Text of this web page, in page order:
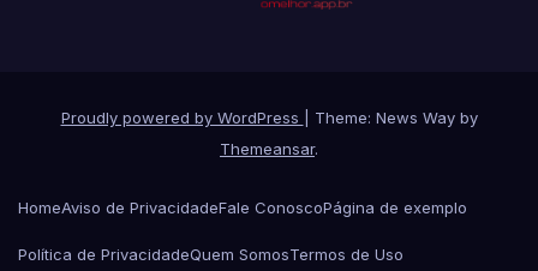
Proudly powered by WordPress
Theme: News Way by
Themeansar.
HomeAviso de PrivacidadeFale ConoscoPágina de exemplo
Política de PrivacidadeQuem SomosTermos de Uso